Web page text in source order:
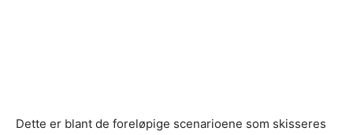
Dette er blant de foreløpige scenarioene som skisseres